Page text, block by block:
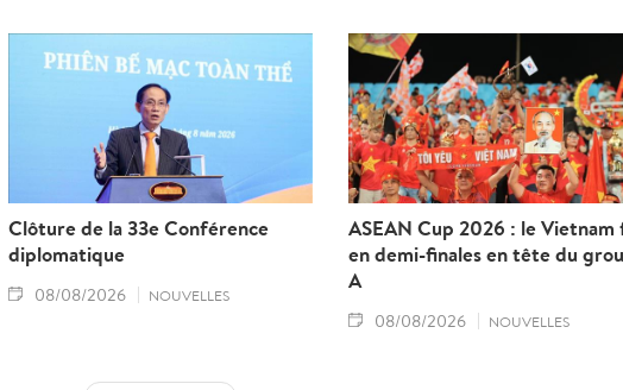
Clôture de la 33e Conférence
diplomatique
08/08/2026 NOUVELLES
ASEAN Cup 2026 : le Vietnam
en demi-finales en tête du
A
08/08/2026 NOUVELLES